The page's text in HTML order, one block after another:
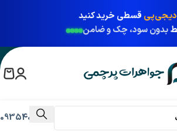
دیجی‌پی قسطی خرید کنید
بدون سود، چک و ضامن
09354031009